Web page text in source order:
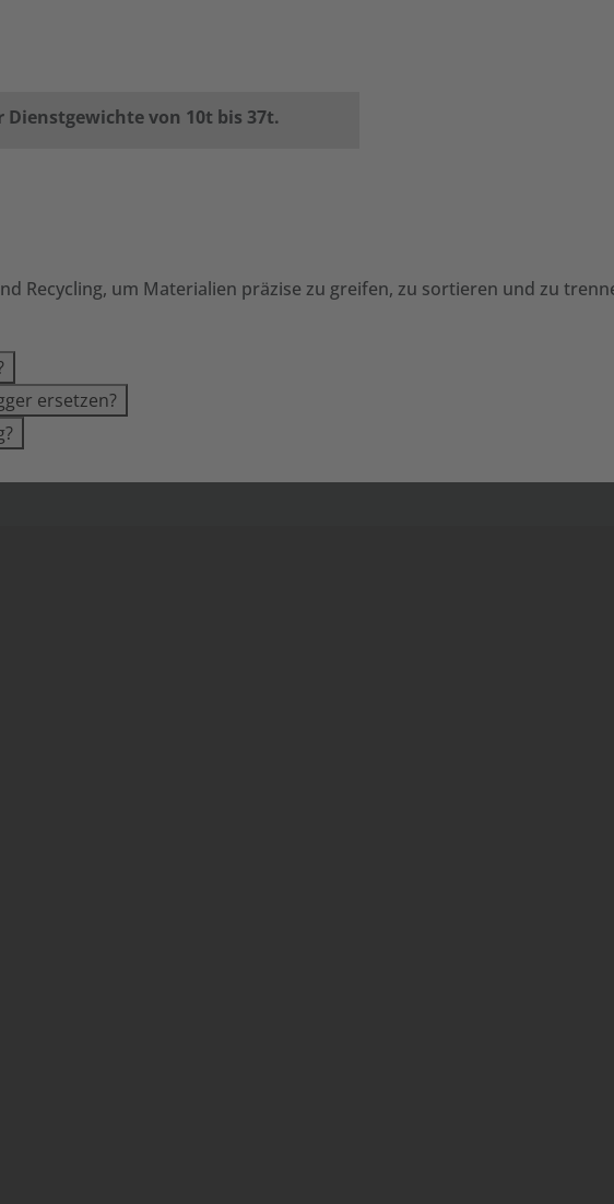
von 10t bis 37t.
Recycling, um Materialien präzise zu greifen, zu sortieren und zu
ersetzen?